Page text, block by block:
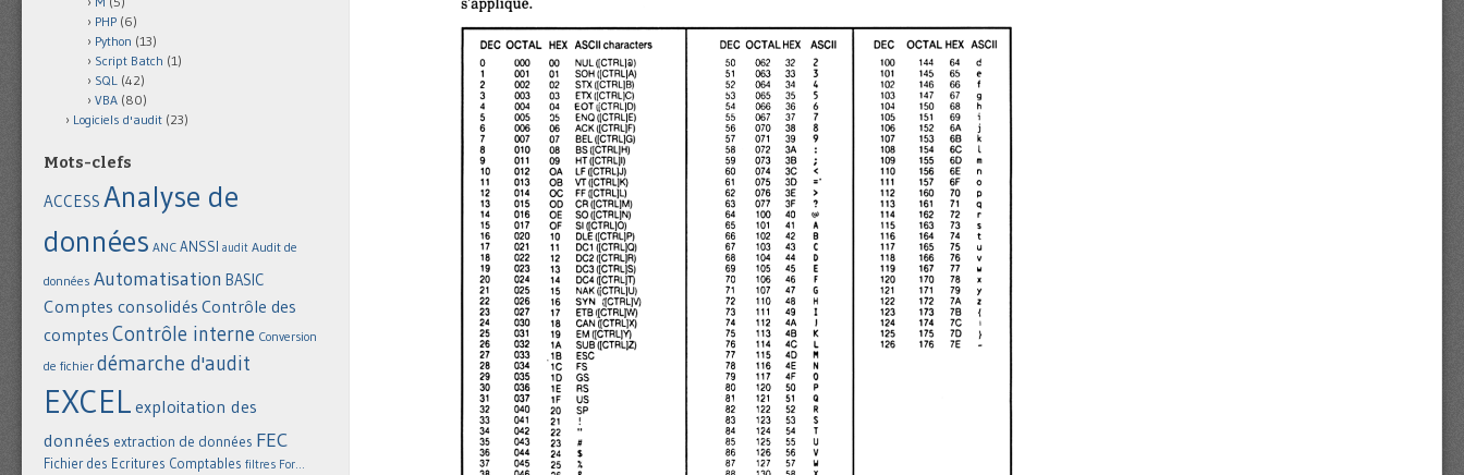
PHP (6)
Python (13)
Script Batch (1)
SQL (42)
VBA (80)
Logiciels d'audit (23)
Mots-clefs
ACCESS Analyse de
données ANC ANSSI audit Audit de
données Automatisation BASIC
Comptes consolidés Contrôle des
comptes Contrôle interne Conversion
de fichier démarche d'audit
EXCEL exploitation des
données extraction de données FEC
Fichier des Ecritures Comptables filtres For...